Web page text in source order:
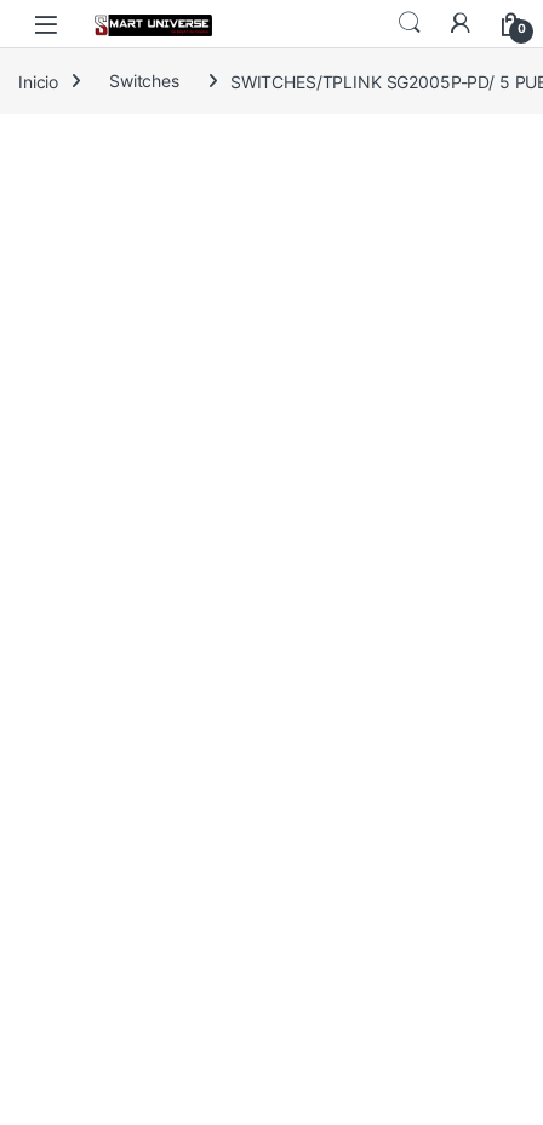
Skip to navigation
Skip to content
0
Inicio Switches SWITCHES/TPLINK SG2005P-PD/ 5